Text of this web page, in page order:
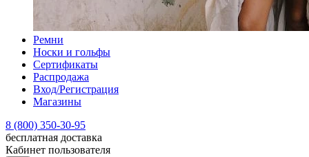
Ремни
Носки и гольфы
Сертификаты
Распродажа
Вход/Регистрация
Магазины
8 (800) 350-30-95
бесплатная доставка
Кабинет пользователя